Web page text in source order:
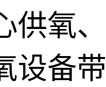
供氧
设备